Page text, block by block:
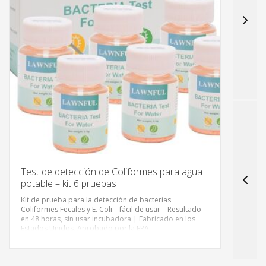
Test de detección de Coliformes para agua
potable – kit 6 pruebas
Kit de prueba para la detección de bacterias
Coliformes Fecales y E. Coli – fácil de usar – Resultado
en 48 horas, sin usar incubadora | Fabricado en los
Estados Unidos, Aprobado por la EPA